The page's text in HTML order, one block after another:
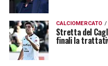
CALCIOMERCATO
Stretta del
finali la